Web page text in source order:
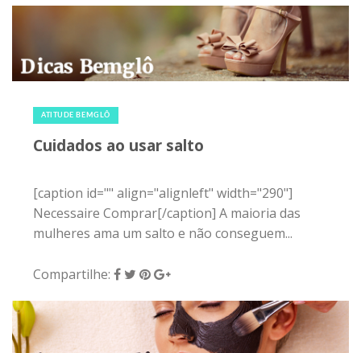
ATITUDE BEMGLÔ
Cuidados ao usar salto
[caption id="" align="alignleft" width="290"]
Necessaire Comprar[/caption] A maioria das
mulheres ama um salto e não conseguem...
Compartilhe: